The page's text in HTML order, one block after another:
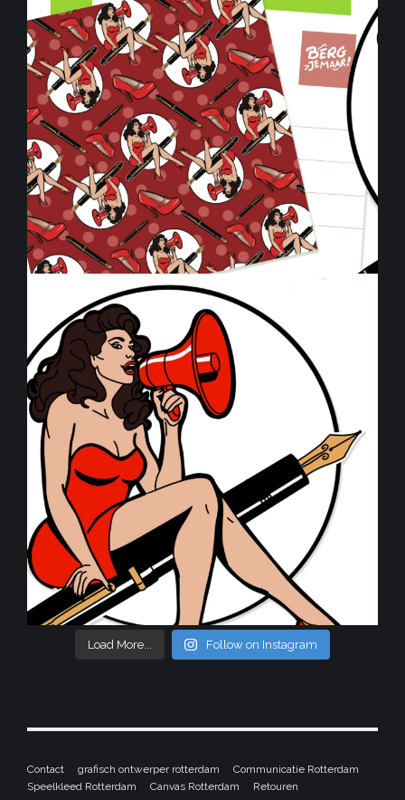
Load More... Follow on Instagram
Contact grafisch ontwerper rotterdam
Communicatie Rotterdam
Speelkleed Rotterdam
Canvas Rotterdam
Retouren